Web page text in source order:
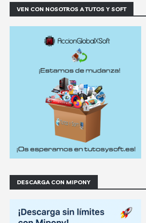
VEN CON NOSOTROS A TUTOS Y SOFT
DESCARGA CON MIPONY